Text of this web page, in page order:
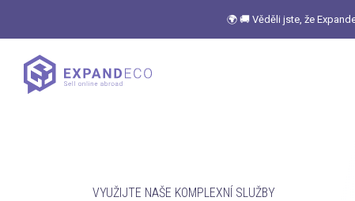
🌍 🚚 Věděli jste, že
VYUŽIJTE NAŠE KOMPLEXNÍ SLUŽBY